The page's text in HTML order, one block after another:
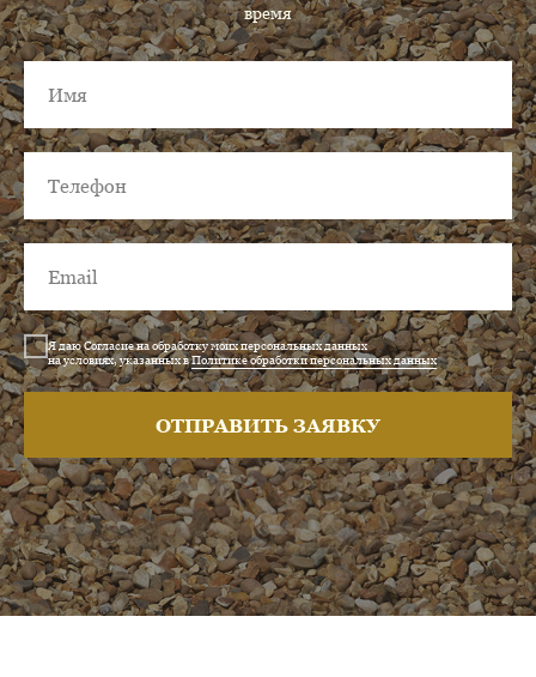
время
Я даю Согласие на обработку моих персональных данных
на условиях, указанных вПолитике обработки персональных данных
ОТПРАВИТЬ ЗАЯВКУ